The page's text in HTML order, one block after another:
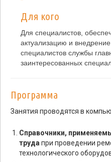
Для кого
Для специалистов,
актуализацию и
специалистов службы
заинтересованных
Программа
Занятия проводятся в
Справочники,
труда при проведении
технологического